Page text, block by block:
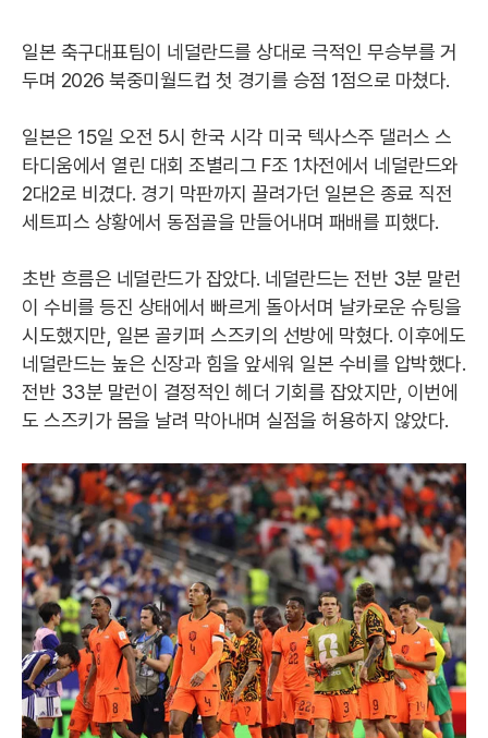
일본 축구대표팀이 네덜란드를 상대로 극적인 무승부를 거
두며 2026 북중미월드컵 첫 경기를 승점 1점으로 마쳤다.
일본은 15일 오전 5시 한국 시각 미국 텍사스주 댈러스 스
타디움에서 열린 대회 조별리그 F조 1차전에서 네덜란드와
2대2로 비겼다. 경기 막판까지 끌려가던 일본은 종료 직전
세트피스 상황에서 동점골을 만들어내며 패배를 피했다.
초반 흐름은 네덜란드가 잡았다. 네덜란드는 전반 3분 말런
이 수비를 등진 상태에서 빠르게 돌아서며 날카로운 슈팅을
시도했지만, 일본 골키퍼 스즈키의 선방에 막혔다. 이후에도
네덜란드는 높은 신장과 힘을 앞세워 일본 수비를 압박했다.
전반 33분 말런이 결정적인 헤더 기회를 잡았지만, 이번에
도 스즈키가 몸을 날려 막아내며 실점을 허용하지 않았다.